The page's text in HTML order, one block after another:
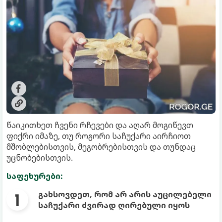
წაიკითხეთ ჩვენი რჩევები და აღარ მოგიწევთ
ფიქრი იმაზე, თუ როგორი საჩუქარი აირჩიოთ
მშობლებისთვის, მეგობრებისთვის და თუნდაც
უცნობებისთვის.
საფეხურები:
გახსოვდეთ, რომ არ არის აუცილებელი
საჩუქარი ძვირად ღირებული იყოს